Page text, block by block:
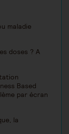
maladie
doses ? A
Based
par écran
la